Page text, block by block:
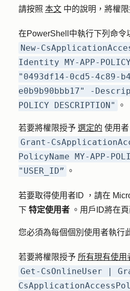
請按照 本文 中的說明，將權
在PowerShell中執行下列命令
New-
Identity MY-APP-
"0493df14-0cd5-4c89-
e0b9b90bbb17" -
POLICY DESCRIPTION"
。
若要將權限授予 選定的 使用者
Grant-
PolicyName MY-APP-
"USER_ID”
。
若要取得使用者ID ，請在
下 特定使用者 。 用戶ID將在
您必須為每個個別使用者執行
若要將權限授予 所有現有使用
Get-CsOnlineUser |